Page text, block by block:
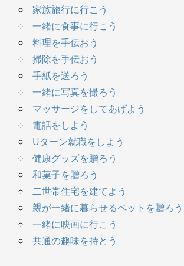
家族旅行に行こう
一緒に食事に行こう
料理を手伝おう
掃除を手伝おう
手紙を送ろう
一緒に写真を撮ろう
マッサージをしてあげよう
電話をしよう
Uターン就職をしよう
健康グッズを贈ろう
和菓子を贈ろう
二世帯住宅を建てよう
親が一緒に暮らせるペットを贈ろう
一緒に映画に行こう
共通の趣味を持とう